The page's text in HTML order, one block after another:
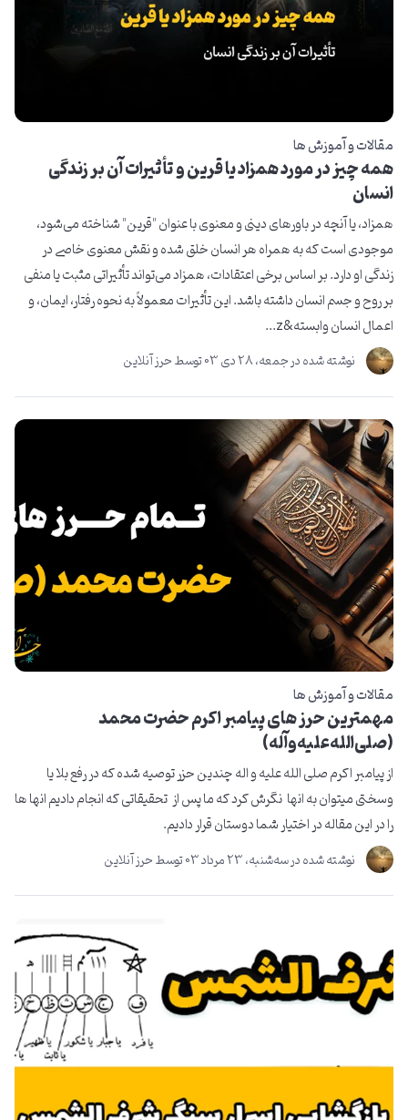
مقالات و آموزش ها
همه چیز در مورد همزاد یا قرین و تأثیرات آن بر زندگی
انسان
همزاد، یا آنچه در باورهای دینی و معنوی با عنوان "قرین" شناخته می‌شود،
موجودی است که به همراه هر انسان خلق شده و نقش معنوی خاصی در
زندگی او دارد. بر اساس برخی اعتقادات، همزاد می‌تواند تأثیراتی مثبت یا منفی
بر روح و جسم انسان داشته باشد. این تأثیرات معمولاً به نحوه رفتار، ایمان، و
اعمال انسان وابسته&z...
نوشته شده درجمعه، 28 دی 03 توسطحرز آنلاین
مقالات و آموزش ها
مهمترین حرز های پیامبر اکرم حضرت محمد
(صلی‌الله‌علیه‌وآله)
از پیامبر اکرم صلی الله علیه و اله چندین حزر توصیه شده که در رفع بلا یا
وسختی میتوان به انها نگرش کرد که ما پس از تحقیقاتی که انجام دادیم انها ها
را در این مقاله در اختیار شما دوستان قرار دادیم.
نوشته شده درﺳﻪشنبه، 23 مرداد 03 توسطحرز آنلاین